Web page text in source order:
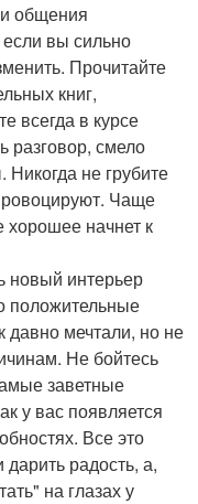
общения
если вы сильно
Прочитайте
книг,
всегда в курсе
разговор, смело
Никогда не грубите
Чаще
хорошее начнет к
новый интерьер
положительные
давно мечтали, но не
Не бойтесь
заветные
у вас появляется
Все это
радость, а,
на глазах у